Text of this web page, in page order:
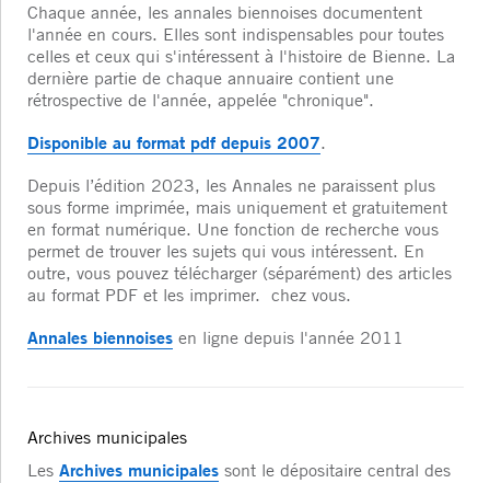
Chaque année, les annales biennoises documentent
l'année en cours. Elles sont indispensables pour toutes
celles et ceux qui s'intéressent à l'histoire de Bienne. La
dernière partie de chaque annuaire contient une
rétrospective de l'année, appelée "chronique".
Disponible au format pdf depuis 2007.
Depuis l’édition 2023, les Annales ne paraissent plus
sous forme imprimée, mais uniquement et gratuitement
en format numérique. Une fonction de recherche vous
permet de trouver les sujets qui vous intéressent. En
outre, vous pouvez télécharger (séparément) des articles
au format PDF et les imprimer. chez vous.
Annales biennoises en ligne depuis l'année 2011
Archives municipales
Les Archives municipales sont le dépositaire central des